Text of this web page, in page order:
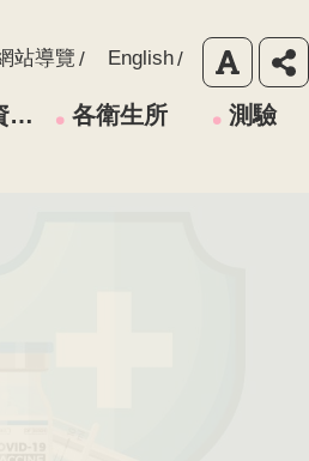
站導覽 English
各衛生所 測驗